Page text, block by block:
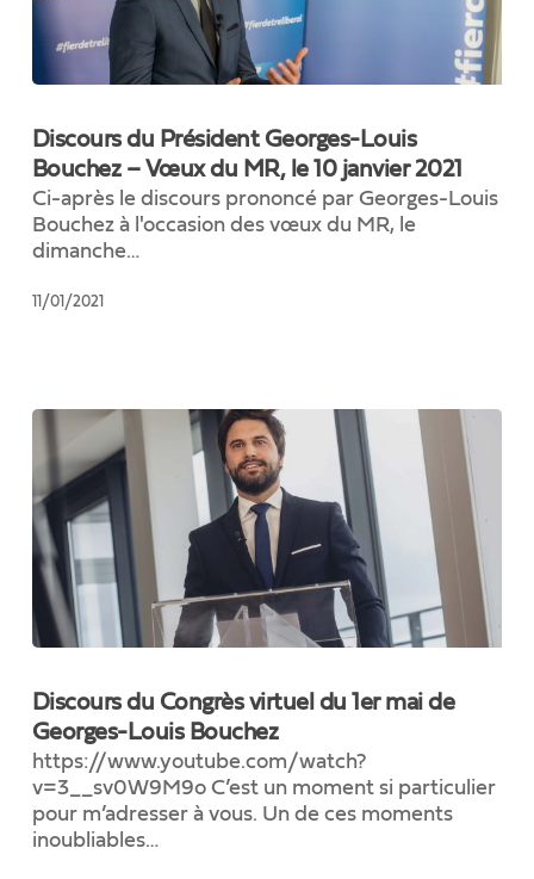
Président
Georges-
Louis
Bouchez
–
du
janvier
Discours du Président Georges-Louis
Bouchez – Vœux du MR, le 10 janvier 2021
Ci-après le discours prononcé par Georges-Louis
Bouchez à l'occasion des vœux du MR, le
dimanche…
11/01/2021
Congrès
virtuel
du
1er
mai
de
Discours du Congrès virtuel du 1er mai de
Georges-Louis Bouchez
https://www.youtube.com/watch?
v=3__sv0W9M9o C’est un moment si particulier
pour m’adresser à vous. Un de ces moments
inoubliables…